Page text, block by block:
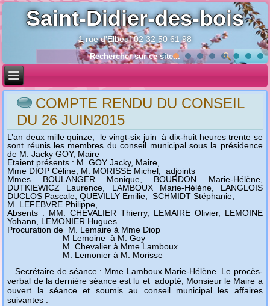
Saint-Didier-des-bois
1 rue d'Elbeuf 02 32 50 61 98
COMPTE RENDU DU CONSEIL
DU 26 JUIN2015
L’an deux mille quinze, le vingt-six juin à dix-huit heures trente se
sont réunis les membres du conseil municipal sous la présidence
de M. Jacky GOY, Maire
Etaient présents : M. GOY Jacky, Maire,
Mme DIOP Céline, M. MORISSE Michel, adjoints
Mmes BOULANGER Monique, BOURDON Marie-Hélène,
DUTKIEWICZ Laurence, LAMBOUX Marie-Hélène, LANGLOIS
DUCLOS Pascale, QUEVILLY Emilie, SCHMIDT Stéphanie,
M. LEFEBVRE Philippe,
Absents : MM. CHEVALIER Thierry, LEMAIRE Olivier, LEMOINE
Yohann, LEMONIER Hugues
Procuration de M. Lemaire à Mme Diop
M Lemoine à M. Goy
M. Chevalier à Mme Lamboux
M. Lemonier à M. Morisse
Secrétaire de séance : Mme Lamboux Marie-Hélène Le procès-
verbal de la dernière séance est lu et adopté, Monsieur le Maire a
ouvert la séance et soumis au conseil municipal les affaires
suivantes :
Année
précédente
Mois
précédent
Année
suivante
Mois
suivant